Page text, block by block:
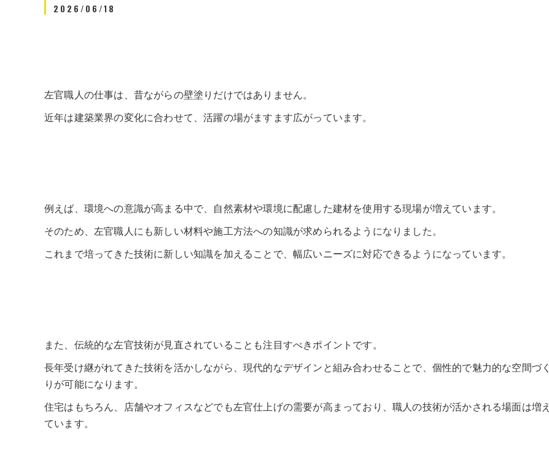
2026/06/18
左官職人の仕事は、昔ながらの壁塗りだけではありません。
近年は建築業界の変化に合わせて、活躍の場がますます広がっています。
例えば、環境への意識が高まる中で、自然素材や環境に配慮した建材を使用する現場が増えています。
そのため、左官職人にも新しい材料や施工方法への知識が求められるようになりました。
これまで培ってきた技術に新しい知識を加えることで、幅広いニーズに対応できるようになっています。
また、伝統的な左官技術が見直されていることも注目すべきポイントです。
長年受け継がれてきた技術を活かしながら、現代的なデザインと組み合わせることで、個性的で魅力的な空間づく
りが可能になります。
住宅はもちろん、店舗やオフィスなどでも左官仕上げの需要が高まっており、職人の技術が活かされる場面は増え
ています。